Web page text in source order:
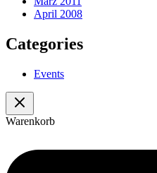
April 2008
Categories
Events
Warenkorb